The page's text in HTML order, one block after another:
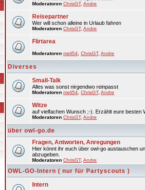
Moderatoren ChrisGT, Andre
Reisepartner
Wer will schon alleine in Urlaub fahren
Moderatoren ChrisGT, Andre
Flirtarea
Moderatoren meli54 ChrisGT, Andre
Diverses
Small-Talk
Alles was sonst nirgendwo reinpasst
Moderatoren meli54 ChrisGT, Andre
Witze
auf vielfachen Wunsch ;-). Erzählt eure besten
Moderatoren ChrisGT, Andre
über owl-go.de
Fragen, Antworten, Anregungen
Hier könnt ihr euch über owl-go austauschen
abzugeben.
Moderatoren ChrisGT, Andre
OWL-GO-Intern ( nur für Partyscouts )
Intern